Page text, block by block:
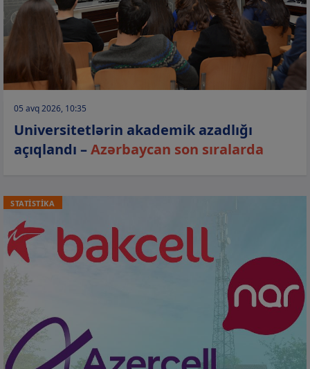
05 avq 2026, 10:35
Universitetlərin akademik azadlığı
açıqlandı –Azərbaycan son sıralarda
STATİSTİKA